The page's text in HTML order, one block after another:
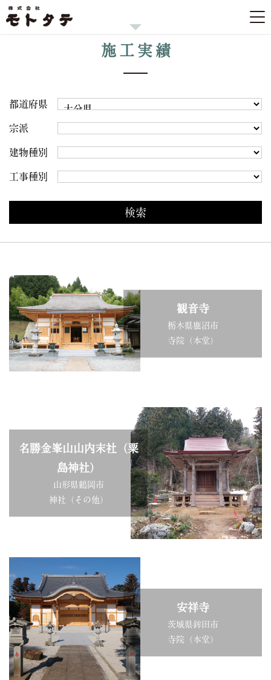
施工実績
都道府県
宗派
建物種別
工事種別
観音寺
栃木県鹿沼市
寺院（本堂）
名勝金峯山山内末社（粟
島神社）
山形県鶴岡市
神社（その他）
安祥寺
茨城県鉾田市
寺院（本堂）